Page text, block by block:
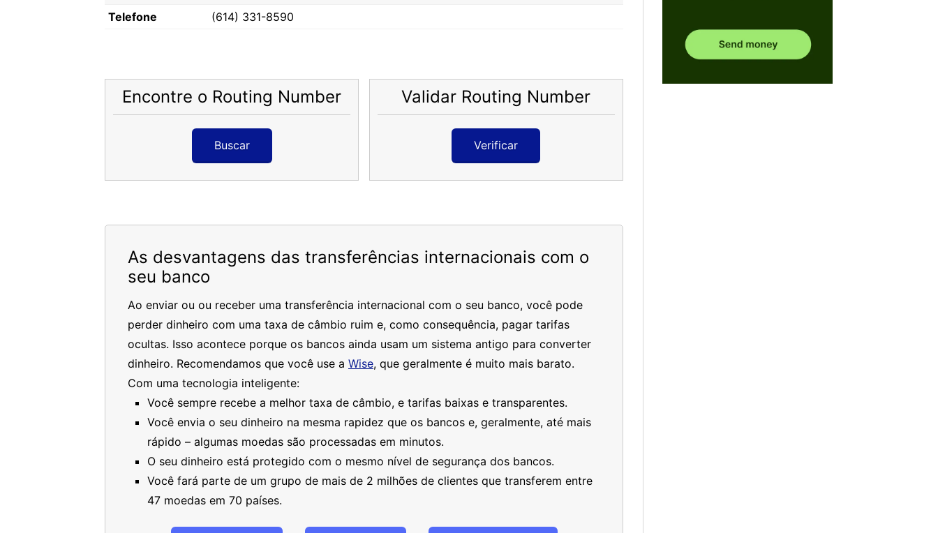
Telefone
(614) 331-8590
Encontre o Routing Number
Buscar
Validar Routing Number
Verificar
As desvantagens das transferências internacionais com o
seu banco
Ao enviar ou ou receber uma transferência internacional com o seu banco, você pode
perder dinheiro com uma taxa de câmbio ruim e, como consequência, pagar tarifas
ocultas. Isso acontece porque os bancos ainda usam um sistema antigo para converter
dinheiro. Recomendamos que você use a Wise, que geralmente é muito mais barato.
Com uma tecnologia inteligente:
Você sempre recebe a melhor taxa de câmbio, e tarifas baixas e transparentes.
Você envia o seu dinheiro na mesma rapidez que os bancos e, geralmente, até mais
rápido – algumas moedas são processadas em minutos.
O seu dinheiro está protegido com o mesmo nível de segurança dos bancos.
Você fará parte de um grupo de mais de 2 milhões de clientes que transferem entre
47 moedas em 70 países.